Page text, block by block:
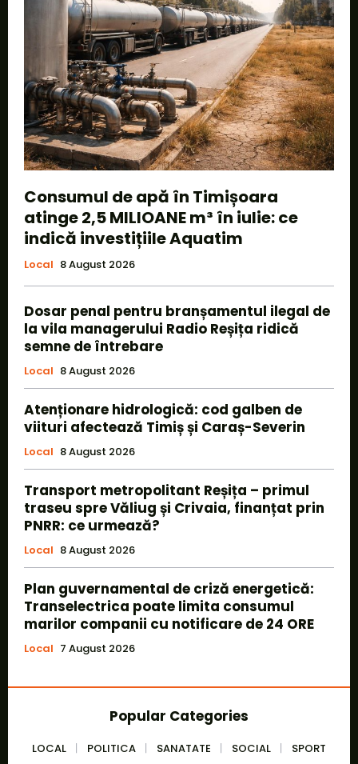
Consumul de apă în Timișoara
atinge 2,5 MILIOANE m³ în iulie: ce
indică investițiile Aquatim
Local 8 August 2026
Dosar penal pentru branșamentul ilegal de
la vila managerului Radio Reșița ridică
semne de întrebare
Local 8 August 2026
Atenționare hidrologică: cod galben de
viituri afectează Timiș și Caraș-Severin
Local 8 August 2026
Transport metropolitant Reșița – primul
traseu spre Văliug și Crivaia, finanțat prin
PNRR: ce urmează?
Local 8 August 2026
Plan guvernamental de criză energetică:
Transelectrica poate limita consumul
marilor companii cu notificare de 24 ORE
Local 7 August 2026
Popular Categories
LOCAL POLITICA SANATATE SOCIAL
SPORT